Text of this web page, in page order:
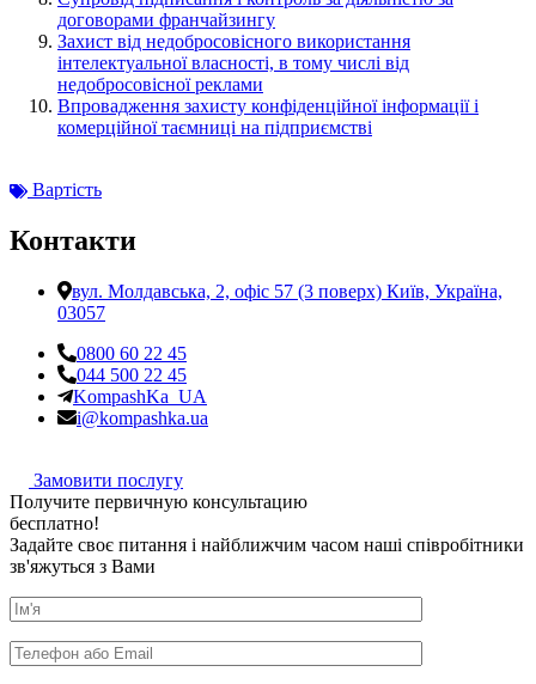
договорами франчайзингу
Захист від недобросовісного використання
інтелектуальної власності, в тому числі від
недобросовісної реклами
Впровадження захисту конфіденційної інформації і
комерційної таємниці на підприємстві
Вартість
Контакти
вул. Молдавська, 2, офіс 57 (3 поверх) Київ, Україна,
03057
0800 60 22 45
044 500 22 45
KompashKa_UA
i@kompashka.ua
Замовити послугу
Получите первичную консультацию
бесплатно!
Задайте своє питання і найближчим часом наші співробітники
зв'яжуться з Вами